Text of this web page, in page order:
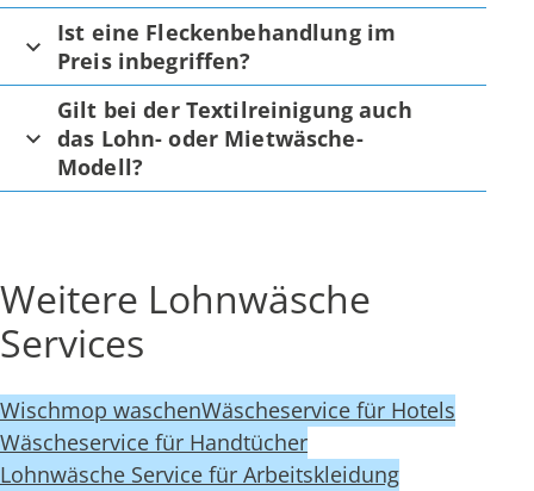
Ist eine Fleckenbehandlung im
Preis inbegriffen?
Gilt bei der Textilreinigung auch
das Lohn- oder Mietwäsche-
Modell?
Weitere Lohnwäsche
Services
Wischmop waschenWäscheservice für Hotels
Wäscheservice für Handtücher
Lohnwäsche Service für Arbeitskleidung